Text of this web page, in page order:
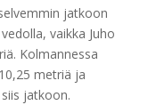
jatkoon
vaikka Juho
Kolmannessa
metriä ja
jatkoon.